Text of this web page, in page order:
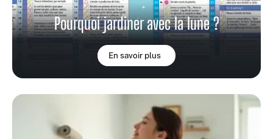
Pourquoi jardiner avec la lune ?
En savoir plus